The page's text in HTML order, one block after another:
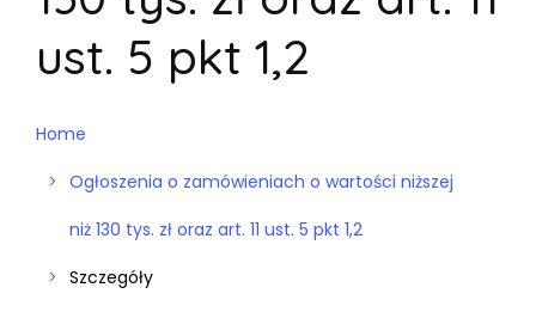
ust. 5 pkt 1,2
Home
Ogłoszenia o zamówieniach o wartości niższej
niż 130 tys. zł oraz art. 11 ust. 5 pkt 1,2
Szczegóły